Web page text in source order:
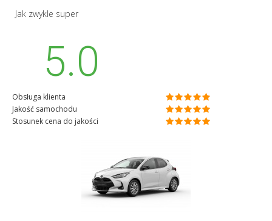
Jak zwykle super
5.0
Obsługa klienta
Jakość samochodu
Stosunek cena do jakości